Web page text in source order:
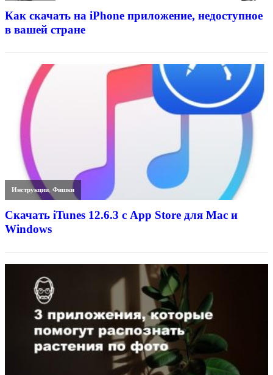
Как скачать на iPhone приложение, недоступное
в вашей стране
Инструкции,Фишки
Скачать iTunes 12.6.3 с App Store для Mac и
Windows